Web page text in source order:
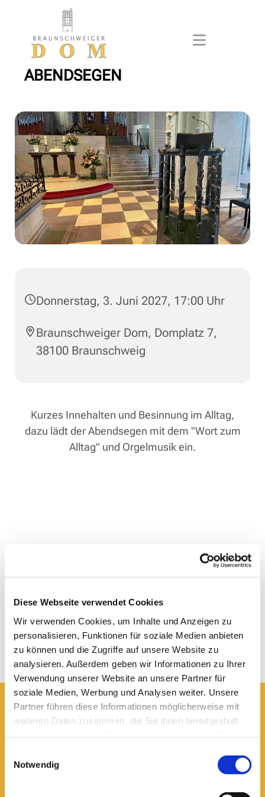
Diese Webseite verwendet Cookies
Wir verwenden Cookies, um Inhalte und Anzeigen zu
personalisieren, Funktionen für soziale Medien anbieten
zu können und die Zugriffe auf unsere Website zu
analysieren. Außerdem geben wir Informationen zu Ihrer
Verwendung unserer Website an unsere Partner für
soziale Medien, Werbung und Analysen weiter. Unsere
Partner führen diese Informationen möglicherweise mit
weiteren Daten zusammen, die Sie ihnen bereitgestellt
Notwendig
ABENDSEGEN
Donnerstag, 3. Juni 2027, 17:00 Uhr
Braunschweiger Dom, Domplatz 7,
38100 Braunschweig
Kurzes Innehalten und Besinnung im Alltag,
dazu lädt der Abendsegen mit dem "Wort zum
Alltag" und Orgelmusik ein.
Hier erreichen Sie uns:
Ev.-luth. Domkirche St. Blasii zu Braunschweig
Domsekretariat